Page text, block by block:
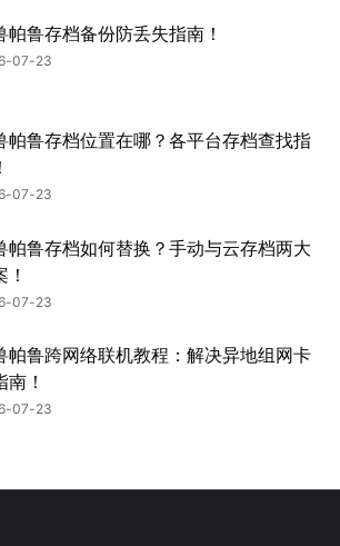
帕鲁存档备份防丢失指南！
07-23
帕鲁存档位置在哪？各平台存档查找指
07-23
帕鲁存档如何替换？手动与云存档两大
07-23
帕鲁跨网络联机教程：解决异地组网卡
南！
07-23